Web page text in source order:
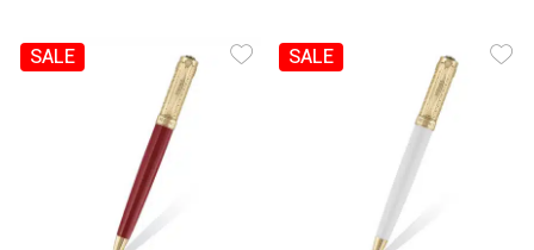
Add Wishlist
SALE
Add Wishlist
SALE